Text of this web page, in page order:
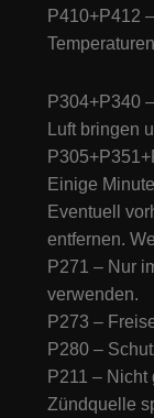
P410+P412
P304+P340
Luft bringen
Einige
Eventuell
entfernen.
P271 – Nur
verwenden.
P273 –
P280 –
P211 –
Zündquelle